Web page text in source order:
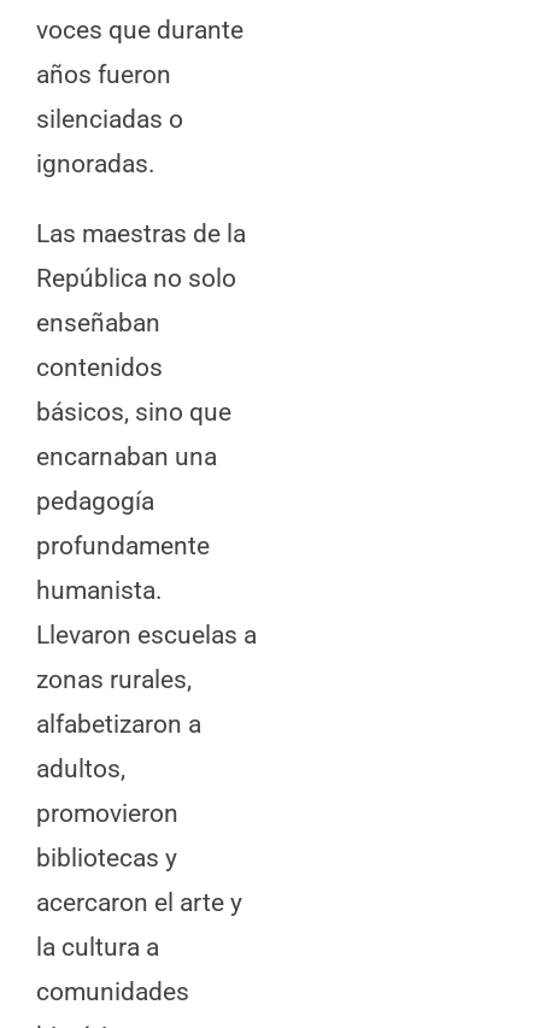
voces que durante
años fueron
silenciadas o
ignoradas.
Las maestras de la
República no solo
enseñaban
contenidos
básicos, sino que
encarnaban una
pedagogía
profundamente
humanista.
Llevaron escuelas a
zonas rurales,
alfabetizaron a
adultos,
promovieron
bibliotecas y
acercaron el arte y
la cultura a
comunidades